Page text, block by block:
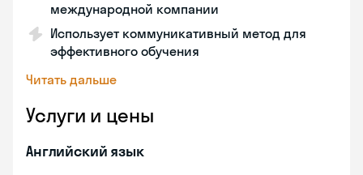
международной компании
Использует коммуникативный метод для
эффективного обучения
Читать дальше
Услуги и цены
Английский язык